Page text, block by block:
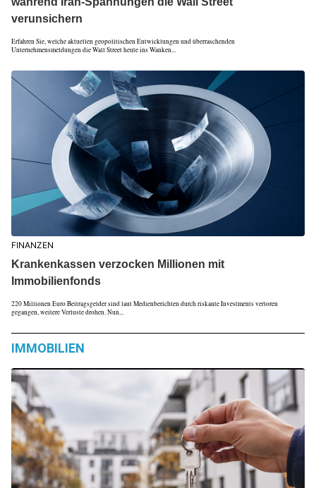
verunsichern
Erfahren Sie, welche aktuellen geopolitischen Entwicklungen und überraschenden
Unternehmensmeldungen die Wall Street heute ins Wanken...
FINANZEN
Krankenkassen verzocken Millionen mit
Immobilienfonds
220 Millionen Euro Beitragsgelder sind laut Medienberichten durch riskante Investments verloren
gegangen, weitere Verluste drohen. Nun...
IMMOBILIEN